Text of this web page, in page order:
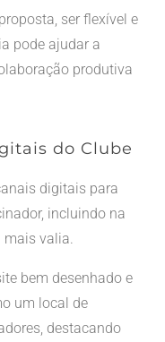
ser flexível e
pode ajudar a
produtiva
do Clube
digitais para
incluindo na
valia.
bem desenhado e
um local de
destacando